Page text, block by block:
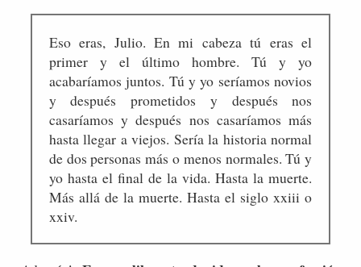
Eso eras, Julio. En mi cabeza tú eras el
primer y el último hombre. Tú y yo
acabaríamos juntos. Tú y yo seríamos novios
y después prometidos y después nos
casaríamos y después nos casaríamos más
hasta llegar a viejos. Sería la historia normal
de dos personas más o menos normales. Tú y
yo hasta el final de la vida. Hasta la muerte.
Más allá de la muerte. Hasta el siglo xxiii o
xxiv.